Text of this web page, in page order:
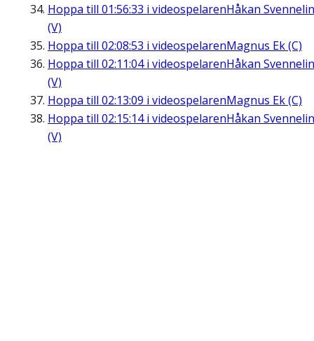
Hoppa till 01:56:33 i videospelarenHåkan
(V)
Hoppa till 02:08:53 i videospelarenMagnus Ek (C)
Hoppa till 02:11:04i videospelarenHåkan
(V)
Hoppa till 02:13:09 i videospelarenMagnus Ek (C)
Hoppa till 02:15:14i videospelarenHåkan
(V)